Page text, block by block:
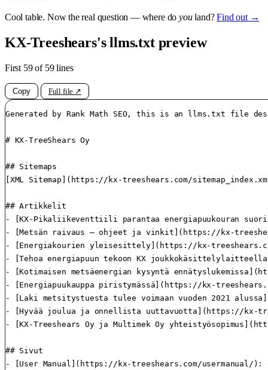
Cool table. Now the real question — where doyouland?Find out →
KX-Treeshears's llms.txt preview
First 59 of 59 lines
Copy Full file ↗
Generated by Rank Math SEO, this is an llms.txt file designed to help LLMs better understand and index this website.

# KX-TreeShears Oy

## Sitemaps
[XML Sitemap](https://kx-treeshears.com/sitemap_index.xml): Includes all crawlable and indexable pages.

## Artikkelit
- [KX-Pikaliikeventtiili parantaa energiapuukouran suorituskykyä](https://kx-treeshears.com/kx-pikaliikeventtiili-parantaa-energiapuukouran-suorituskykya/): KX-TreeShearsin kehittämä pikaliikeventtiili tuo merkittäviä parannuksia energiapuukourien toimintaan. Se nopeuttaa kouran leukojen avaus- ja sulkuliikkeitä huomattavasti, mikä tekee työskentelystä entistä sujuvampaa. Uusi venttiili on luonnollinen jatko KX:n kehitystyölle, jonka painopiste on tehokkaissa ja käyttäjäystävällisissä ratkaisuissa.
- [Metsän raivaus – ohjeet ja vinkit](https://kx-treeshears.com/metsan-raivaus/): Metsän raivaus on olennainen osa metsänhoitoa, sillä sen avulla parannetaan puiden kasvua, laatua ja tuottavuutta. Hyvin toteutettu raivaus voi vaikuttaa merkittävästi maisemaan, luonnon monimuotoisuuteen sekä puuntuotantoon.
- [Energiakourien yleisesittely](https://kx-treeshears.com/energiakourien-yleisesittely/): Energiapuukourat on suunniteltu katkaisemaan, kasaamaan&nbsp; ja lastaamaan energiapuuta, yleisemmin pieniä puita ja pensaita. Energiapuu on uusiutuva luonnonvara, jota voidaan jalostaa biopolttoaineeksi hakkeena, pilkkeenä tai pellettinä energian tuottamiseksi.
- [Tehoa energiapuun tekoon KX joukkokäsittelylaitteella](https://kx-treeshears.com/tehoa-energiapuun-tekoon-kx-joukkokasittelylaitteella/): KX210, KX280 ja KX350 Energiapuukourat sekä KXK210, KXK280 ja KXK350 Kippikourat on mahdollista varustella keräilijällä.
- [Kotimaisen metsäenergian kysyntä ennätyslukemissa](https://kx-treeshears.com/kotimaisen-metsaenergian-kysynta-ennatyslukemissa/): Metsäenergian kysyntä on kasvanut Suomessa ennätyslukemiin. Suuri kysyntä on tullut yllätyksenä myös monille metsänomistajille. Paikoin energiapuusta saa jo saman hinnan kuin selluteollisuudessa käytetystä kuitupuusta, josta on totuttu perinteisesti saamaan selvästi parempi hinta. Varsinkin Venäjän hakkeen loppuminen ja energiakriisi ovat johtaneet tähän tilanteeseen.
- [Energiapuukauppa piristymässä](https://kx-treeshears.com/energiapuukauppa-piristymassa/): Metsästä energiakäyttöön korjattava biomassa on energiapuuta. Kannot, latvusmassa, karsimaton kokopuu ja karsittu rankapuu ovat energiapuujakeita.
- [Laki metsitystuesta tulee voimaan vuoden 2021 alussa](https://kx-treeshears.com/laki-metsitystuesta-tulee-voimaan-vuoden-2021-alussa/): Metsitystukea koskeva laki tulee voimaan 1.1.2021. Metsitystukea voi hakea Metsäkeskuksesta maaliskuun alusta alkaen. Kyseessä on uusi tukijärjestelmä, jolla tuetaan joutoalueiden metsittämistä. Joutoalueet ovat alueita, jotka eivät ole maatalousmaata eivätkä metsämaata. Tukea ei saa aktiivisen ruoantuotannon, maiseman tai luonnon monimuotoisuuden kannalta tärkeiden avoimien alueiden metsitykseen.
- [Hyvää joulua ja onnellista uuttavuotta](https://kx-treeshears.com/hyvaa-joulua-ja-onnellista-uuttavuotta/): Hei,
- [KX-Treeshears Oy ja Multimek Oy yhteistyösopimus](https://kx-treeshears.com/kx-tree-shears-oy-ja-multimek-oy-yhteistyosopimus/): Matti Hokkanen Multimek Oy:n toimesta ja Kimmo Tossavainen KX-Treeshears Oy:n toimesta tekivät yhteistyösopimuksen uuden tyyppisen KX-Energiapuukouran valmistuksesta.

## Sivut
- [User Manual](https://kx-treeshears.com/usermanual/): Click preferred language to open manuals
- [Energiakourat](https://kx-treeshears.com/energiakourat/): Tuotetta klikkaamalla pääset sivulle josta näet lisätietoja kyseisestä energiapuukourasta
- [Jälleenmyyjät](https://kx-treeshears.com/jalleenmyyjat/): Alta löydät listauksen KX Tree Shears energiapuukouran jälleenmyyjistä.
- [KX Energiapuukouran Ominaisuudet](https://kx-treeshears.com/kx-energiapuukouran-ominaisuudet/): Video KX Energiapuukouran ominaisuuksista
- [Rekisteri- ja tietosuojaseloste](https://kx-treeshears.com/rekisteri-ja-tietosuojaseloste/): Tämä on KX-Treeshears Oy:n henkilötietolain (10 ja 24 §) ja EU:n yleisen tietosuoja-asetuksen (GDPR) mukainen rekisteri- ja tietosuojaseloste. Laadittu 06.06.2020. Viimeisin muutos 29.03.2023
- [Asiakaskokemuksia](https://kx-treeshears.com/asiakaskokemuksia/): Tutustu asiakkaidemme kokemuksiin KX Energiakourasta ja miksi he pitävät KX:ää markkinoiden parhaana energiakourana. Hyvä energiakoura tekee työn tehokkaasti, turvallisesti ja luotettavasti – ja juuri siksi KX on monen ammattilaisen ykkösvalinta.
- [Tarinamme](https://kx-treeshears.com/tarinamme/): KX Energiakouran Historia -video
- [Uutiset](https://kx-treeshears.com/uutiset/): KX-TreeShears Uutiset
- [Yhteydenotto](https://kx-treeshears.com/